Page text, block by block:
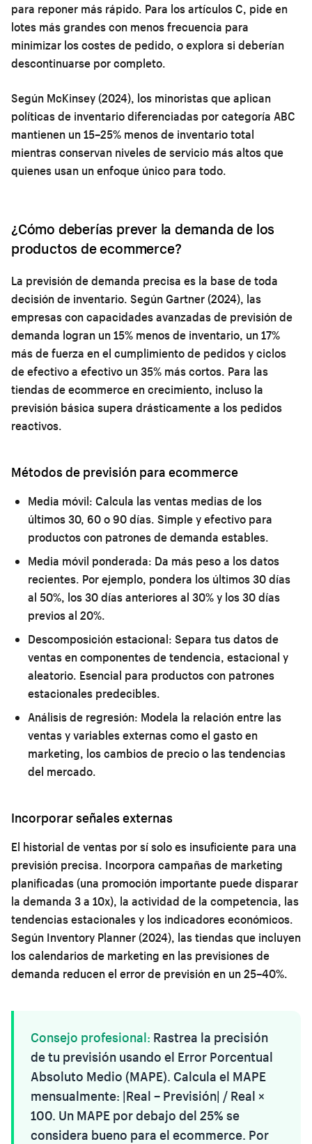
para reponer más rápido. Para los artículos C, pide en
lotes más grandes con menos frecuencia para
minimizar los costes de pedido, o explora si deberían
descontinuarse por completo.
Según McKinsey (2024), los minoristas que aplican
políticas de inventario diferenciadas por categoría ABC
mantienen un 15–25% menos de inventario total
mientras conservan niveles de servicio más altos que
quienes usan un enfoque único para todo.
¿Cómo deberías prever la demanda de los
productos de ecommerce?
La previsión de demanda precisa es la base de toda
decisión de inventario. Según Gartner (2024), las
empresas con capacidades avanzadas de previsión de
demanda logran un 15% menos de inventario, un 17%
más de fuerza en el cumplimiento de pedidos y ciclos
de efectivo a efectivo un 35% más cortos. Para las
tiendas de ecommerce en crecimiento, incluso la
previsión básica supera drásticamente a los pedidos
reactivos.
Métodos de previsión para ecommerce
Media móvil: Calcula las ventas medias de los
últimos 30, 60 o 90 días. Simple y efectivo para
productos con patrones de demanda estables.
Media móvil ponderada: Da más peso a los datos
recientes. Por ejemplo, pondera los últimos 30 días
al 50%, los 30 días anteriores al 30% y los 30 días
previos al 20%.
Descomposición estacional: Separa tus datos de
ventas en componentes de tendencia, estacional y
aleatorio. Esencial para productos con patrones
estacionales predecibles.
Análisis de regresión: Modela la relación entre las
ventas y variables externas como el gasto en
marketing, los cambios de precio o las tendencias
del mercado.
Incorporar señales externas
El historial de ventas por sí solo es insuficiente para una
previsión precisa. Incorpora campañas de marketing
planificadas (una promoción importante puede disparar
la demanda 3 a 10x), la actividad de la competencia, las
tendencias estacionales y los indicadores económicos.
Según Inventory Planner (2024), las tiendas que incluyen
los calendarios de marketing en las previsiones de
demanda reducen el error de previsión en un 25–40%.
Consejo profesional: Rastrea la precisión
de tu previsión usando el Error Porcentual
Absoluto Medio (MAPE). Calcula el MAPE
mensualmente: |Real − Previsión| / Real ×
100. Un MAPE por debajo del 25% se
considera bueno para el ecommerce. Por